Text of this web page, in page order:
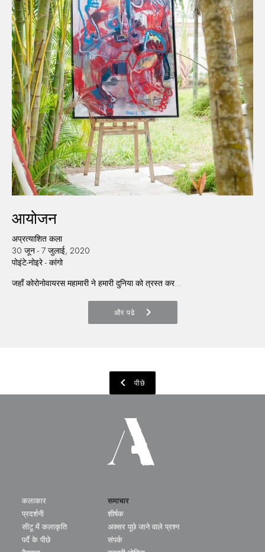
आयोजन
अप्रत्याशित कला
30 जून - 7 जुलाई, 2020
पोइंटे-नोइरे - कांगो
जहाँ कोरोनोवायरस महामारी ने हमारी दुनिया को त्रस्त कर...
और पढे chevron_right
chevron_left पीछे
कलाकार
प्रदर्शनी
सीटू में कलाकृति
पर्दे के पीछे
समाचार
शीर्षक
अक्सर पूछे जाने वाले प्रश्न
संपर्क